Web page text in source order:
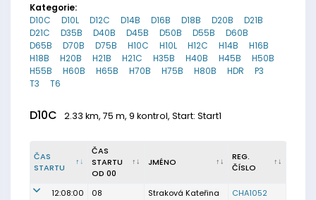
Kategorie:
D10C
D10L D12C D14B D16B D18B D20B
D21B
D21C
D35B D40B D45B D50B D55B
D60B
D65B
D70B D75B H10C H10L H12C H14B
H16B
H18B
H20B H21B H21C H35B H40B H45B
H50B
H55B
H60B H65B H70B H75B H80B HDR
P3
T3
T6
D10C 2.33 km, 75 m, 9 kontrol, Start: Start1
ČAS
STARTU
ČAS
STARTU
OD 00
JMÉNO
REG.
ČÍSLO
12:08:00 08 Straková Kateřina
CHA1052